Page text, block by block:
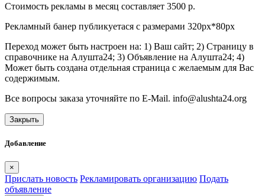
Стоимость рекламы в месяц составляет 3500 р.
Рекламный банер публикуетася с размерами 320px*80px
Переход может быть настроен на: 1) Ваш сайт; 2) Страницу в
справочнике на Алушта24; 3) Объявление на Алушта24; 4)
Может быть создана отдельная страница с желаемым для Вас
содержимым.
Все вопросы заказа уточняйте по E-Mail. info@alushta24.org
Закрыть
Добавление
×
Прислать новость Рекламировать организацию Подать
объявление